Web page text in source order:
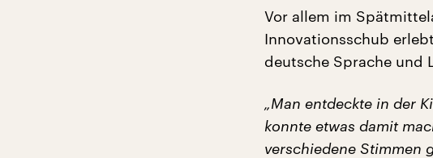
Vor allem im
Innovationsschub
deutsche Sprache und
„Man entdeckte in der
konnte etwas damit
verschiedene Stimmen